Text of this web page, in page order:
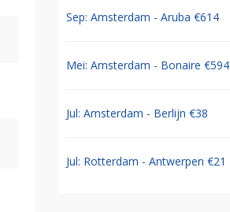
Sep: Amsterdam - Aruba €614
Mei: Amsterdam - Bonaire €594
Jul: Amsterdam - Berlijn €38
Jul: Rotterdam - Antwerpen €21